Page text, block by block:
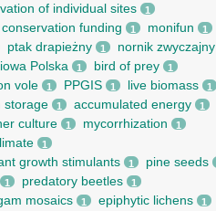
of individual sites 1
funding 1 monifun 1
ptak drapieżny 1 nornik zwyczajny
Polska 1 bird of prey 1
vole 1 PPGIS 1 live biomass 1
storage 1 accumulated energy 1
culture 1 mycorrhization 1
1
growth stimulants 1 pine seeds
1 predatory beetles 1
mosaics 1 epiphytic lichens 1